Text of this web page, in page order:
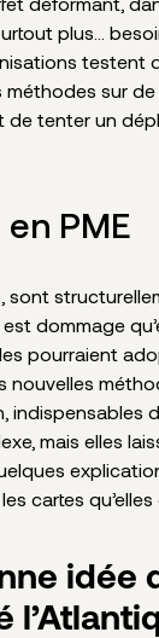
plus…
testent
méthodes sur
de tenter un
en PME
sont
est dommage
pourraient
nouvelles
indispensables
mais elles
cartes qu’elles
idée